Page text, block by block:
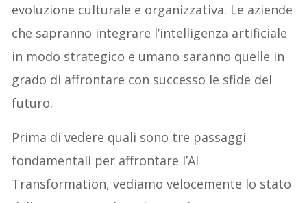
evoluzione culturale e organizzativa. Le aziende
che sapranno integrare l’intelligenza artificiale
in modo strategico e umano saranno quelle in
grado di affrontare con successo le sfide del
futuro.
Prima di vedere quali sono tre passaggi
fondamentali per affrontare l’AI
Transformation, vediamo velocemente lo stato